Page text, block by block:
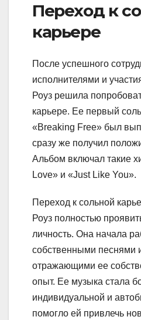
Переход к
карьере
После успешного
исполнителями и
Роуз решила
карьере. Ее первый
«Breaking Free» был
сразу же получил
Альбом включал такие
Love» и «Just Like You».
Переход к сольной
Роуз полностью
личность. Она начала
собственными песнями
отражающими ее
опыт. Ее музыка стала
индивидуальной и
помогло ей привлечь